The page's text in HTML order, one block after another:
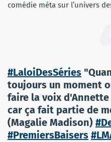
comédie méta sur l’univers
#LaloiDesSéries
toujours un moment
faire la voix
car ça fait partie de
(Magalie Madison)
#PremiersBaisers